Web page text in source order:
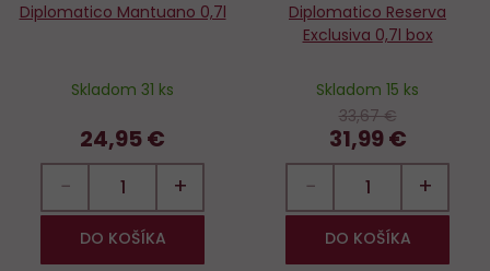
Diplomatico Mantuano 0,7l
Skladom 31 ks
24,95 €
− +
DO KOŠÍKA
Diplomatico Reserva
Exclusiva 0,7l box
Skladom 15 ks
33,67 €
31,99 €
− +
DO KOŠÍKA